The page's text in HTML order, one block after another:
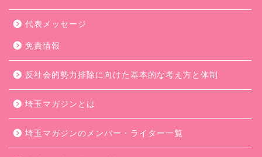
代表メッセージ
免責情報
反社会的勢力排除に向けた基本的な考え方と体制
埼玉マガジンとは
埼玉マガジンのメンバー・ライター一覧